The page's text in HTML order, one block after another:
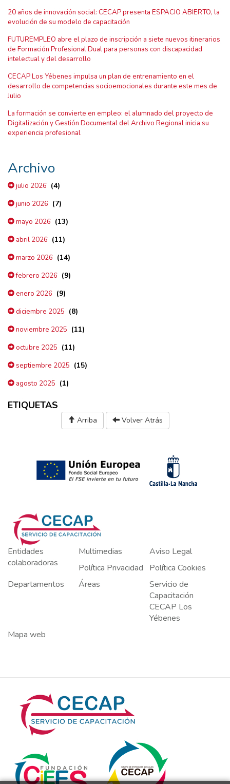
20 años de innovación social: CECAP presenta ESPACIO ABIERTO, la
evolución de su modelo de capacitación
FUTUREMPLEO abre el plazo de inscripción a siete nuevos itinerarios
de Formación Profesional Dual para personas con discapacidad
intelectual y del desarrollo
CECAP Los Yébenes impulsa un plan de entrenamiento en el
desarrollo de competencias socioemocionales durante este mes de
Julio
La formación se convierte en empleo: el alumnado del proyecto de
Digitalización y Gestión Documental del Archivo Regional inicia su
experiencia profesional
Archivo
julio 2026 (4)
junio 2026 (7)
mayo 2026 (13)
abril 2026 (11)
marzo 2026 (14)
febrero 2026 (9)
enero 2026 (9)
diciembre 2025 (8)
noviembre 2025 (11)
octubre 2025 (11)
septiembre 2025 (15)
agosto 2025 (1)
ETIQUETAS
Arriba Volver Atrás
Entidades
colaboradoras
Multimedias
Aviso Legal
Política Privacidad
Política Cookies
Departamentos
Áreas
Servicio de
Capacitación
CECAP Los
Yébenes
Mapa web